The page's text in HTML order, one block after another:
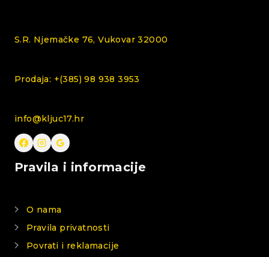
S.R. Njemačke 76, Vukovar 32000
Prodaja: +(385) 98 938 3953
info@kljuc17.hr
Pravila i informacije
O nama
Pravila privatnosti
Povrati i reklamacije